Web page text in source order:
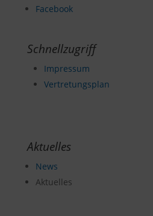
Facebook
Schnellzugriff
Impressum
Vertretungsplan
Aktuelles
News
Aktuelles